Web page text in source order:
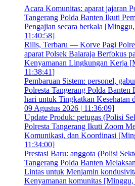
Acara Komunitas: aparat jajaran
Tangerang Polda Banten Ikuti
Pengajian secara berkala
11:40:58]
Rilis, Terbaru — Korve Pagi
aparat Polsek Balaraja Berfokus
Kenyamanan Lingkungan Kerja
11:38:41]
Pembaruan Sistem: personel,
Polresta Tangerang Polda Banten
hari untuk Tingkatkan Kesehatan
09 Agustus 2026 | 11:36:09]
Update Produk: petugas (Polisi
Polresta Tangerang Ikuti Zoom
Komunikasi, dan Koordinasi
11:34:00]
Prestasi Baru: anggota (Polisi
Tangerang Polda Banten
Lintas untuk Menjamin
Kenyamanan komunitas [Minggu,